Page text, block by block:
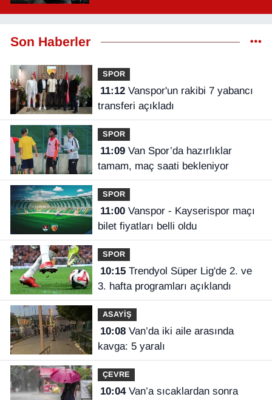
Son Haberler
SPOR
11:12Vanspor'un rakibi 7 yabancı
transferi açıkladı
SPOR
11:09Van Spor’da hazırlıklar
tamam, maç saati bekleniyor
SPOR
11:00Vanspor - Kayserispor maçı
bilet fiyatları belli oldu
SPOR
10:15Trendyol Süper Lig'de 2. ve
3. hafta programları açıklandı
ASAYİŞ
10:08Van’da iki aile arasında
kavga: 5 yaralı
ÇEVRE
10:04Van’a sıcaklardan sonra